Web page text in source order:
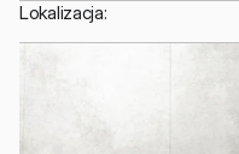
Lokalizacja: